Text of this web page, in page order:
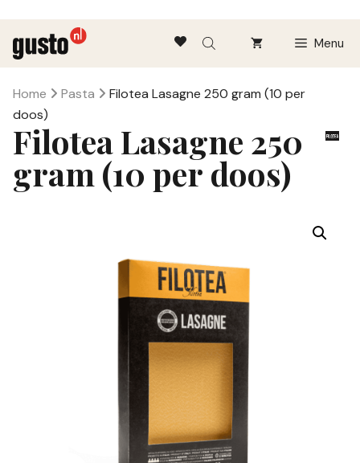
naar
de
inhoud
Menu
Home Pasta
Filotea Lasagne 250 gram (10 per
doos)
Filotea Lasagne 250
gram (10 per doos)